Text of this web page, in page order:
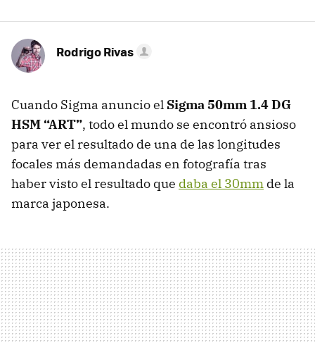
Rodrigo Rivas
Cuando Sigma anuncio el Sigma 50mm 1.4 DG
HSM “ART”, todo el mundo se encontró ansioso
para ver el resultado de una de las longitudes
focales más demandadas en fotografía tras
haber visto el resultado que daba el 30mm de la
marca japonesa.